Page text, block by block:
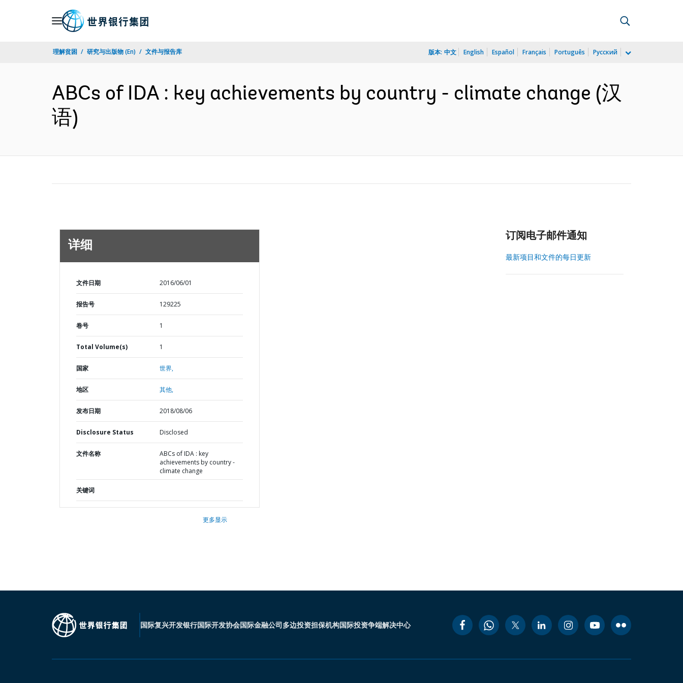
理解贫困 研究与出版物 (En) 文件与报告库 版本: 中文 English Español Français Português Русский
ABCs of IDA : key achievements by country - climate change (汉
语)
详细
文件日期 2016/06/01
报告号 129225
卷号 1
Total Volume(s) 1
国家 世界,
地区 其他,
发布日期 2018/08/06
Disclosure Status Disclosed
文件名称
ABCs of IDA : key
achievements by country -
climate change
关键词
更多显示
订阅电子邮件通知
最新项目和文件的每日更新
国际复兴开发银行国际开发协会国际金融公司多边投资担保机构国际投资争端解决中心